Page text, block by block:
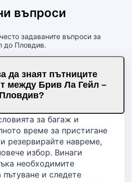
въпроси
задаваните въпроси за
до Пловдив.
да знаят пътниците
между Брив Ла Гейл –
Пловдив?
за багаж и
време за пристигане
резервирайте навреме,
избор. Винаги
необходимите
и следете